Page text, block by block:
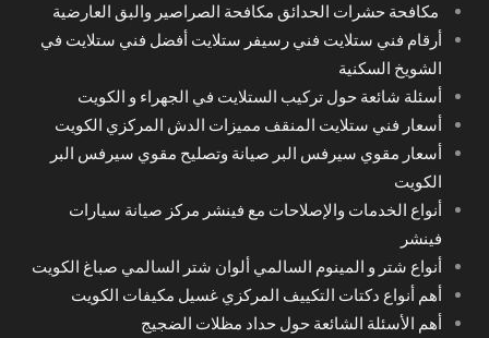
مكافحة حشرات الحدائق مكافحة الصراصير والبق العارضية
أرقام فني ستلايت فني رسيفر ستلايت أفضل فني ستلايت في
الشويخ السكنية
أسئلة شائعة حول تركيب الستلايت في الجهراء و الكويت
أسعار فني ستلايت المنقف مميزات الدش المركزي الكويت
أسعار مقوي سيرفس البر صيانة وتصليح مقوي سيرفس البر
الكويت
أنواع الخدمات والإصلاحات مع فينشر مركز صيانة سيارات
فينشر
أنواع شتر و المينوم السالمي ألوان شتر السالمي صباغ الكويت
أهم أنواع دكتات التكييف المركزي غسيل مكيفات الكويت
أهم الأسئلة الشائعة حول حداد مظلات الضجيج